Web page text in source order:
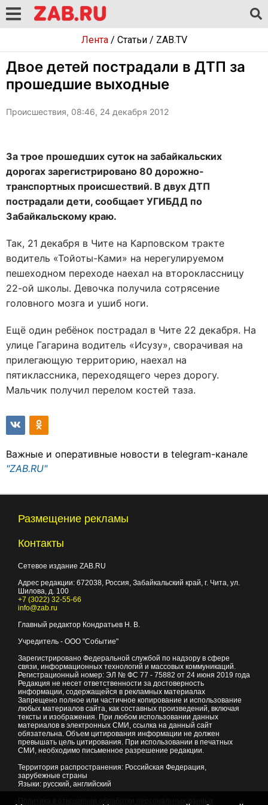
Лента/ Статьи/ ZAB.TV
Двое детей пострадали в ДТП за
прошедшие выходные
Происшествия, 08:46, 24 декабря 2012
За трое прошедших суток на забайкальских
дорогах зарегистрировано 80 дорожно-
транспортных происшествий. В двух ДТП
пострадали дети, сообщает УГИБДД по
Забайкальскому краю.
Так, 21 декабря в Чите на Карповском тракте
водитель «Тойоты-Ками» на нерегулируемом
пешеходном переходе наехал на второклассницу
22-ой школы. Девочка получила сотрясение
головного мозга и ушиб ноги.
Ещё один ребёнок пострадал в Чите 22 декабря. На
улице Гагарина водитель «Исузу», сворачивая на
прилегающую территорию, наехал на
пятиклассника, переходящего через дорогу.
Мальчик получил перелом костей таза.
Важные и оперативные новости в telegram-канале
"ZAB.RU"
Размещение рекламы
Контакты
Сетевое издание ZAB.RU
Адрес редакции: 672038, Россия, Забайкальский край, г. Чита, ул.
Шилова, д. 100
+7 (3022) 32-55-66
info@zab.ru
Главный редактор Кондратьев Н. В.
Учредитель - ООО "Событие"
Зарегистрировано Федеральной службой по надзору в сфере
связи, информационных технологий и массовых коммуникаций.
Регистрационный номер: ЭЛ № ФС 77 - 75882 от 24 июня 2019 года
Редакция не несет ответственности за достоверность
информации, содержащейся в рекламных материалах
Запрещено полное или частичное копирование и использование
любых материалов сайта, как составных произведений, включая
тексты и изображения. При любом использовании данных
материалов в электронных СМИ, ссылка на данный сайт
обязательна. Объем цитирования информации не должен
превышать цель цитирования. При использовании в печатных
СМИ, необходимо письменное разрешение редакции.
Территория распространения: Российская Федерация,
зарубежные страны
Языки: русский, английский